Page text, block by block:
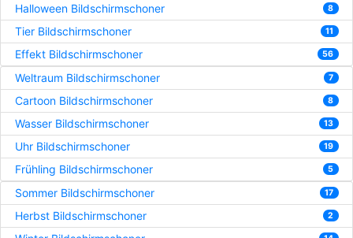
Halloween Bildschirmschoner 8
Tier Bildschirmschoner 11
Effekt Bildschirmschoner 56
Weltraum Bildschirmschoner 7
Cartoon Bildschirmschoner 8
Wasser Bildschirmschoner 13
Uhr Bildschirmschoner 19
Frühling Bildschirmschoner 5
Sommer Bildschirmschoner 17
Herbst Bildschirmschoner 2